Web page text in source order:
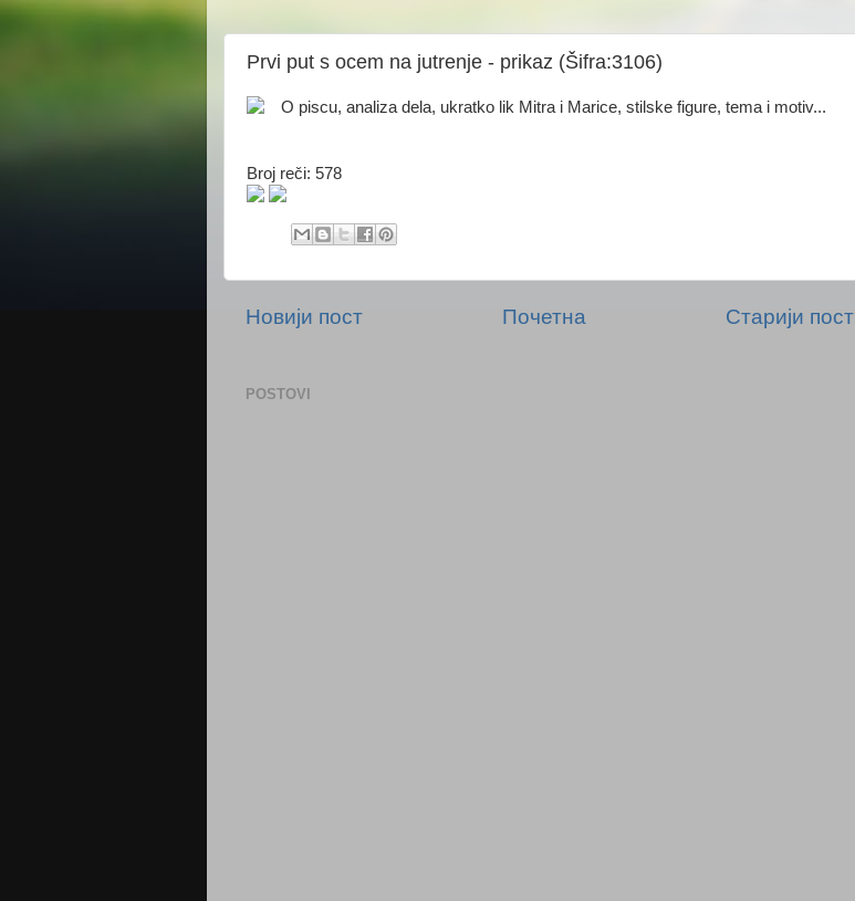
Prvi put s ocem na jutrenje - prikaz (Šifra:3106)
O piscu, analiza dela, ukratko lik Mitra i Marice, stilske figure, tema i motiv...
Broj reči: 578
Новији пост Старији пост
Почетна
POSTOVI